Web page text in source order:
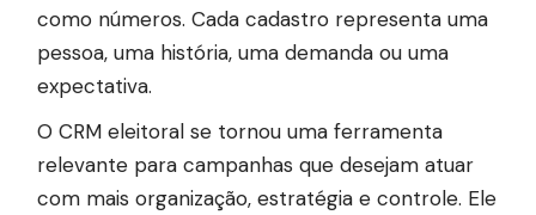
como números. Cada cadastro representa uma
pessoa, uma história, uma demanda ou uma
expectativa.
O CRM eleitoral se tornou uma ferramenta
relevante para campanhas que desejam atuar
com mais organização, estratégia e controle. Ele